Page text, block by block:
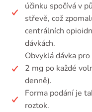
účinku spočívá v
střevě, což
centrálních
dávkách.
Obvyklá dávka
2 mg po každé
denně).
Forma podání je
roztok.